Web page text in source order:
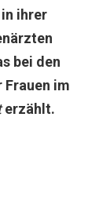
ihrer
bei den
Frauen im
erzählt.